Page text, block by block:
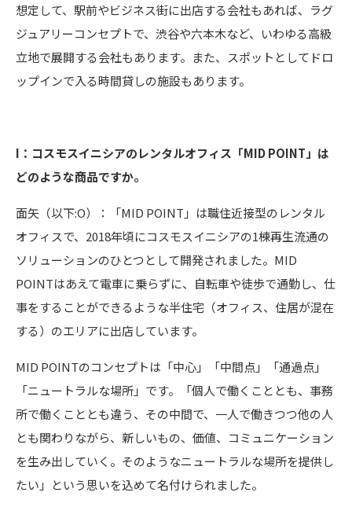
想定して、駅前やビジネス街に出店する会社もあれば、ラグ
ジュアリーコンセプトで、渋谷や六本木など、いわゆる高級
立地で展開する会社もあります。また、スポットとしてドロ
ップインで入る時間貸しの施設もあります。
I：コスモスイニシアのレンタルオフィス「MID POINT」は
どのような商品ですか。
面矢（以下:O）：「MID POINT」は職住近接型のレンタル
オフィスで、2018年頃にコスモスイニシアの1棟再生流通の
ソリューションのひとつとして開発されました。MID
POINTはあえて電車に乗らずに、自転車や徒歩で通勤し、仕
事をすることができるような半住宅（オフィス、住居が混在
する）のエリアに出店しています。
MID POINTのコンセプトは「中心」「中間点」「通過点」
「ニュートラルな場所」です。「個人で働くこととも、事務
所で働くこととも違う、その中間で、一人で働きつつ他の人
とも関わりながら、新しいもの、価値、コミュニケーション
を生み出していく。そのようなニュートラルな場所を提供し
たい」という思いを込めて名付けられました。